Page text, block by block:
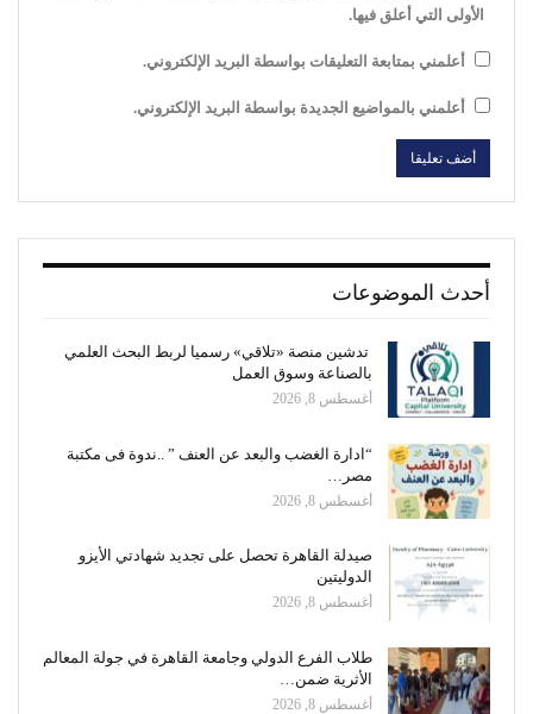
الأولى التي أعلق فيها.
أعلمني بمتابعة التعليقات بواسطة البريد الإلكتروني.
أعلمني بالمواضيع الجديدة بواسطة البريد الإلكتروني.
أحدث الموضوعات
تدشين منصة «تلاقي» رسميا لربط البحث العلمي
بالصناعة وسوق العمل
أغسطس 8, 2026
“ادارة الغضب والبعد عن العنف ” ..ندوة فى مكتبة
مصر…
أغسطس 8, 2026
صيدلة القاهرة تحصل على تجديد شهادتي الأيزو
الدوليتين
أغسطس 8, 2026
طلاب الفرع الدولي وجامعة القاهرة في جولة المعالم
الأثرية ضمن…
أغسطس 8, 2026